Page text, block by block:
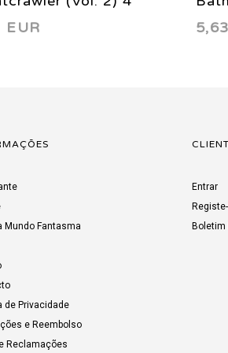
EUR
Mundo Fantasma
de Privacidade
e Reembolso
Reclamações
Entrar
Boletim